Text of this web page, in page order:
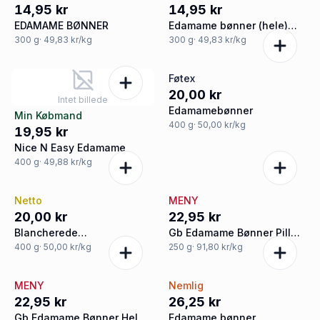
14,95 kr
EDAMAME BØNNER
300 g· 49,83 kr/kg
14,95 kr
Edamame bønner (hele)
øko.
300 g· 49,83 kr/kg
Intet billede
Min Købmand
19,95 kr
Nice N Easy Edamame
400 g· 49,88 kr/kg
Føtex
20,00 kr
Edamamebønner
400 g· 50,00 kr/kg
Netto
20,00 kr
Blancherede
edamamebønner
400 g· 50,00 kr/kg
MENY
22,95 kr
Gb Edamame Bønner Pill
Øko
250 g· 91,80 kr/kg
MENY
22,95 kr
Gb Edamame Bønner Hele
Nemlig
26,25 kr
Edamame bønner